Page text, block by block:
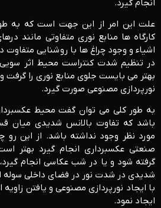
انجام گیرد.
علت این امر از این جهت است که به
کارگاه ها منابع نوری متفاوتی مانند
اشیاء و وجود چراغ ها با روشنایی متفاوت
در تنظیم شدت کنتراست محیط اثر
بهتر می بایست جلوی منابع نوری را
نورپردازی مصنوعی صورت گیرد.
به طور کلی می توان گفت محیط
باشد که تفاوت بالانس شدیدی میان
مورد نظر وجود نداشته باشد. از این رو
صنعتی عکسبرداری انجام گیرد بهتر
گرفته شود و یا در شب عکاسی انجام
شدیدی در شدت نور در فضای داخلی سوله
با ایجاد نورپردازی مصنوعی و یافتن
ایجاد نمود.